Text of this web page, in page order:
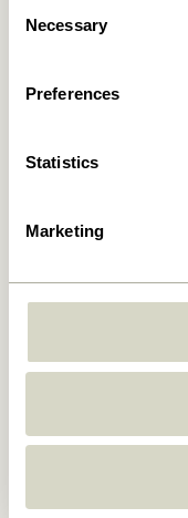
Selection
Necessary
Preferences
Statistics
Marketing
140X200 Blau/Orange